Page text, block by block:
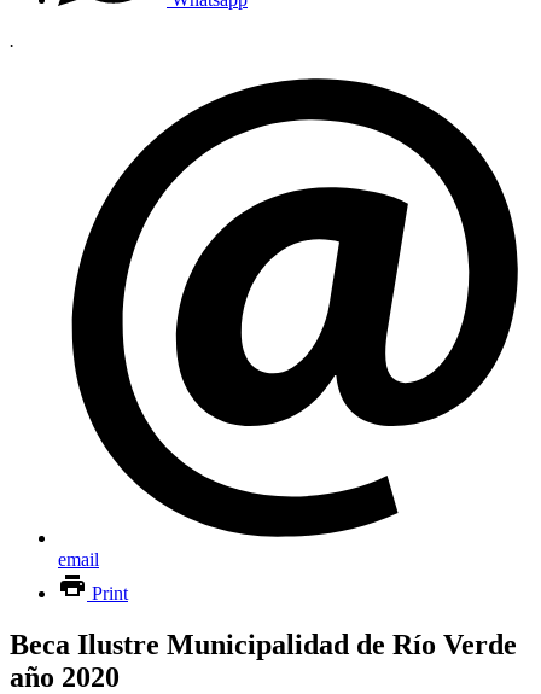
.
email
Print
Beca Ilustre Municipalidad de Río Verde
año 2020